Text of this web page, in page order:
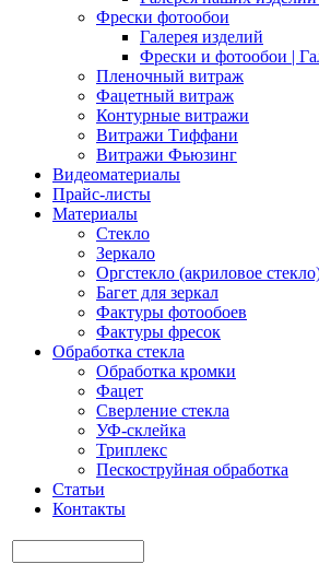
Фрески фотообои
Галерея изделий
Фрески и фотообои |
Пленочный витраж
Фацетный витраж
Контурные витражи
Витражи Тиффани
Витражи Фьюзинг
Видеоматериалы
Прайс-листы
Материалы
Стекло
Зеркало
Оргстекло (акриловое
Багет для зеркал
Фактуры фотообоев
Фактуры фресок
Обработка стекла
Обработка кромки
Фацет
Сверление стекла
УФ-склейка
Триплекс
Пескоструйная обработка
Статьи
Контакты